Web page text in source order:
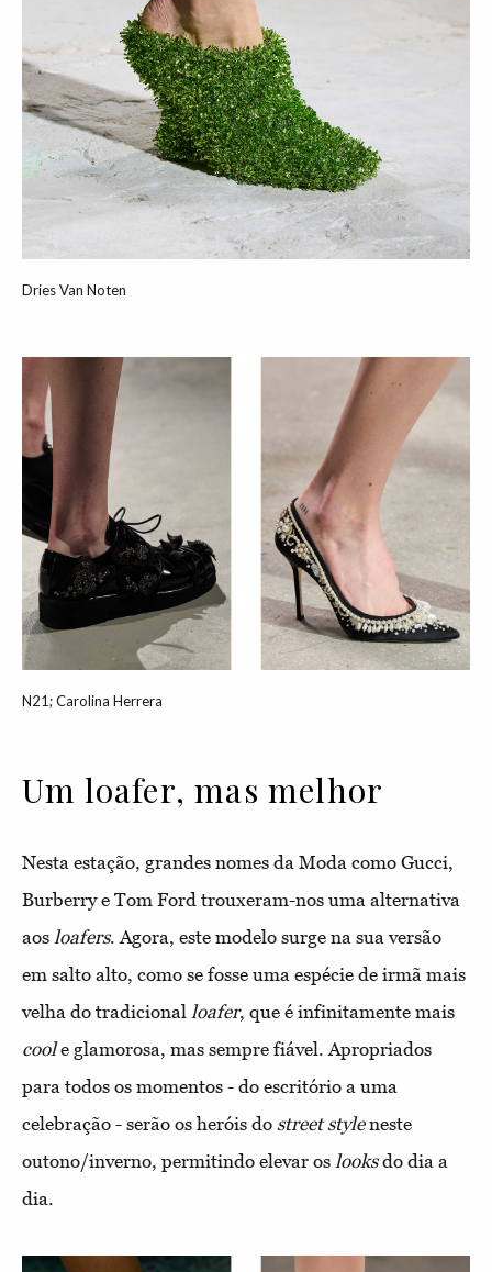
Dries Van Noten
N21; Carolina Herrera
Um loafer, mas melhor
Nesta estação, grandes nomes da Moda como Gucci,
Burberry e Tom Ford trouxeram-nos uma alternativa
aos loafers. Agora, este modelo surge na sua versão
em salto alto, como se fosse uma espécie de irmã mais
velha do tradicional loafer, que é infinitamente mais
coole glamorosa, mas sempre fiável. Apropriados
para todos os momentos - do escritório a uma
celebração - serão os heróis do street styleneste
outono/inverno, permitindo elevar os looksdo dia a
dia.